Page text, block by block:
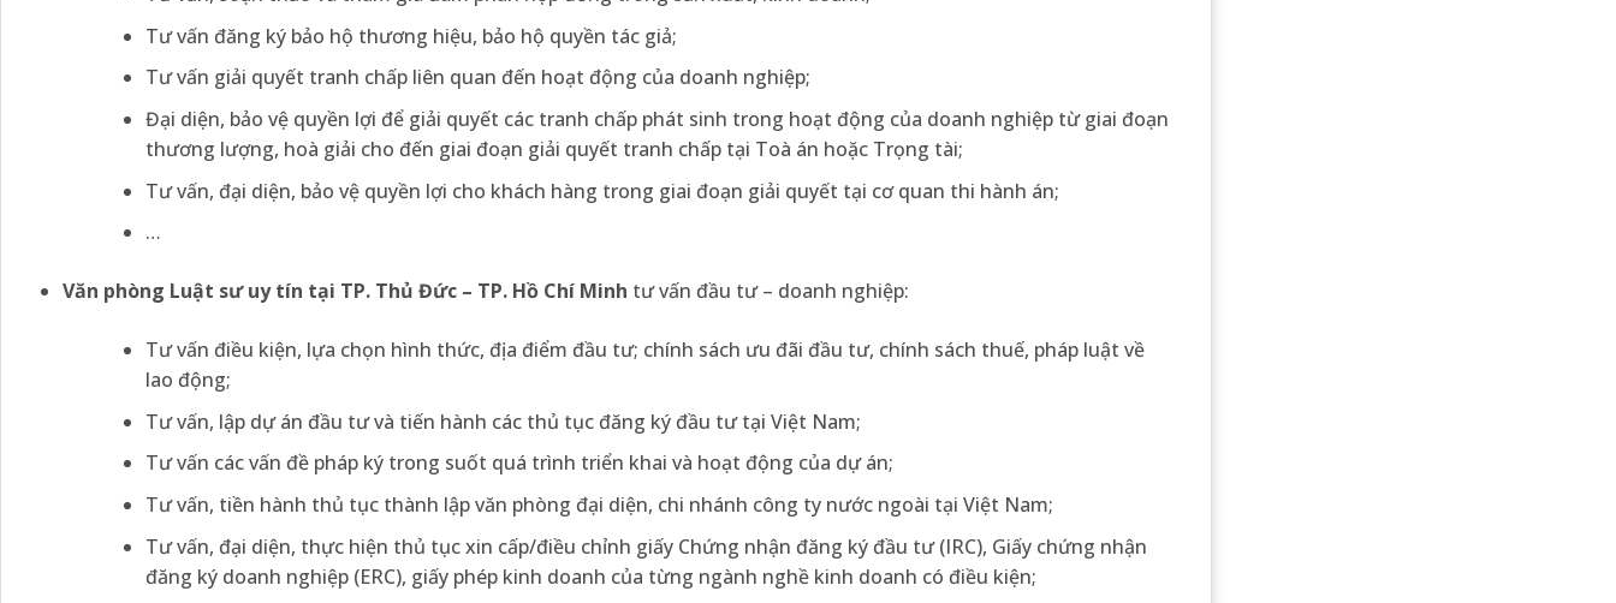
Tư vấn đăng ký bảo hộ thương hiệu, bảo hộ quyền tác giả;
Tư vấn giải quyết tranh chấp liên quan đến hoạt động của doanh nghiệp;
Đại diện, bảo vệ quyền lợi để giải quyết các tranh chấp phát sinh trong hoạt động của doanh nghiệp từ giai đoạn
thương lượng, hoà giải cho đến giai đoạn giải quyết tranh chấp tại Toà án hoặc Trọng tài;
Tư vấn, đại diện, bảo vệ quyền lợi cho khách hàng trong giai đoạn giải quyết tại cơ quan thi hành án;
…
Văn phòng Luật sư uy tín tại TP. Thủ Đức – TP. Hồ Chí Minh tư vấn đầu tư – doanh nghiệp:
Tư vấn điều kiện, lựa chọn hình thức, địa điểm đầu tư; chính sách ưu đãi đầu tư, chính sách thuế, pháp luật về
lao động;
Tư vấn, lập dự án đầu tư và tiến hành các thủ tục đăng ký đầu tư tại Việt Nam;
Tư vấn các vấn đề pháp ký trong suốt quá trình triển khai và hoạt động của dự án;
Tư vấn, tiền hành thủ tục thành lập văn phòng đại diện, chi nhánh công ty nước ngoài tại Việt Nam;
Tư vấn, đại diện, thực hiện thủ tục xin cấp/điều chỉnh giấy Chứng nhận đăng ký đầu tư (IRC), Giấy chứng nhận
đăng ký doanh nghiệp (ERC), giấy phép kinh doanh của từng ngành nghề kinh doanh có điều kiện;